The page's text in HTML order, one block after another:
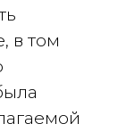
в том